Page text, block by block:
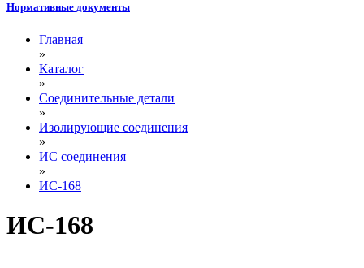
Нормативные документы
Главная
»
Каталог
»
Соединительные детали
»
Изолирующие соединения
»
ИС соединения
»
ИС-168
ИС-168